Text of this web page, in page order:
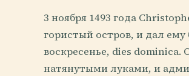
3 ноября 1493 года
гористый остров, и дал
воскресенье, dies
натянутыми луками, и